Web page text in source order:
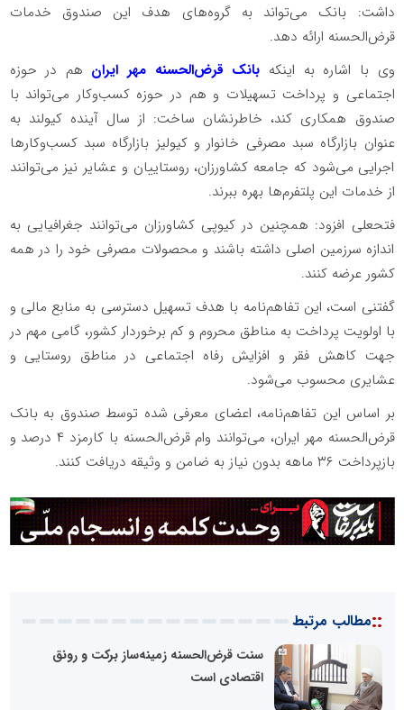
داشت: بانک می‌تواند به گروه‌های هدف این صندوق خدمات
قرض‌الحسنه ارائه دهد.
وی با اشاره به اینکه بانک قرض‌الحسنه مهر ایران هم در حوزه‌
اجتماعی و پرداخت تسهیلات و هم در حوزه کسب‌وکار می‌تواند با
صندوق همکاری کند، خاطرنشان ساخت: از سال آینده کیولند به
عنوان بازارگاه سبد مصرفی خانوار و کیولیز بازارگاه سبد کسب‌وکارها
اجرایی می‌شود که جامعه کشاورزان، روستاییان و عشایر نیز می‌توانند
از خدمات این پلتفرم‌ها بهره ببرند.
فتحعلی افزود: همچنین در کیوپی کشاورزان می‌توانند جغرافیایی به
اندازه سرزمین اصلی داشته باشند و محصولات مصرفی خود را در همه
کشور عرضه کنند.
گفتنی است، این تفاهم‌نامه با هدف تسهیل دسترسی به منابع مالی و
با اولویت پرداخت به مناطق محروم و کم برخوردار کشور، گامی مهم در
جهت کاهش فقر و افزایش رفاه اجتماعی در مناطق روستایی و
عشایری محسوب می‌شود.
بر اساس این تفاهم‌نامه، اعضای معرفی شده توسط صندوق به بانک
قرض‌الحسنه مهر ایران، می‌توانند وام قرض‌الحسنه با کارمزد ۴ درصد و
بازپرداخت ۳۶ ماهه بدون نیاز به ضامن و وثیقه دریافت کنند.
::مطالب مرتبط
سنت قرض‌الحسنه زمینه‌ساز برکت و رونق
اقتصادی است